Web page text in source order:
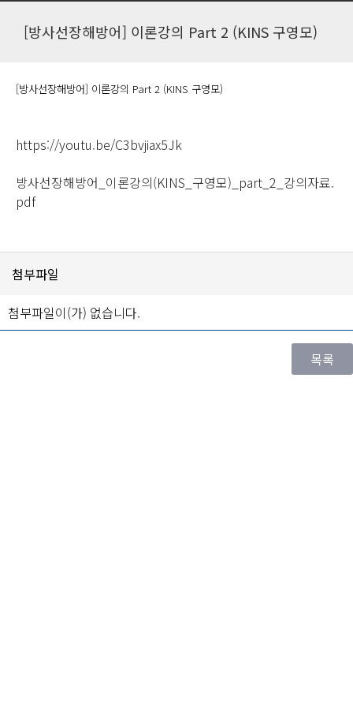
[방사선장해방어] 이론강의 Part 2 (KINS 구영모)
[방사선장해방어] 이론강의 Part 2 (KINS 구영모)
https://youtu.be/C3bvjiax5Jk
방사선장해방어_이론강의(KINS_구영모)_part_2_강의자료.
pdf
첨부파일
첨부파일이(가) 없습니다.